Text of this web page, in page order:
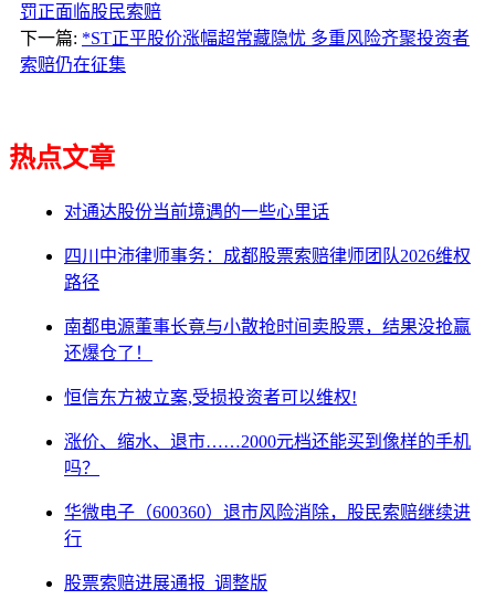
罚正面临股民索赔
下一篇: *ST正平股价涨幅超常藏隐忧 多重风险齐聚投资者
索赔仍在征集
热点文章
对通达股份当前境遇的一些心里话
四川中沛律师事务：成都股票索赔律师团队2026维权
路径
南都电源董事长竟与小散抢时间卖股票，结果没抢赢
还爆仓了！
恒信东方被立案,受损投资者可以维权!
涨价、缩水、退市……2000元档还能买到像样的手机
吗？
华微电子（600360）退市风险消除，股民索赔继续进
行
股票索赔进展通报_调整版